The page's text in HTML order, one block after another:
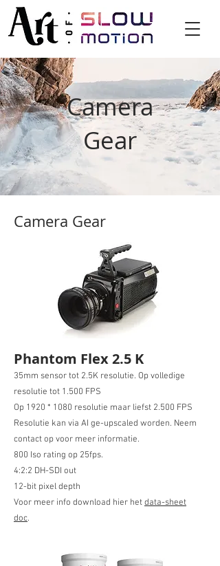
Camera
Gear
Camera Gear
Phantom Flex 2.5 K
35mm sensor tot 2.5K resolutie. Op volledige
resolutie tot 1.500 FPS
Op 1920 * 1080 resolutie maar liefst 2.500 FPS
Resolutie kan via AI ge-upscaled worden. Neem
contact op voor meer informatie.
800 Iso rating op 25fps.
4:2:2 DH-SDI out
12-bit pixel depth
Voor meer info download hier hetdata-sheet
doc.